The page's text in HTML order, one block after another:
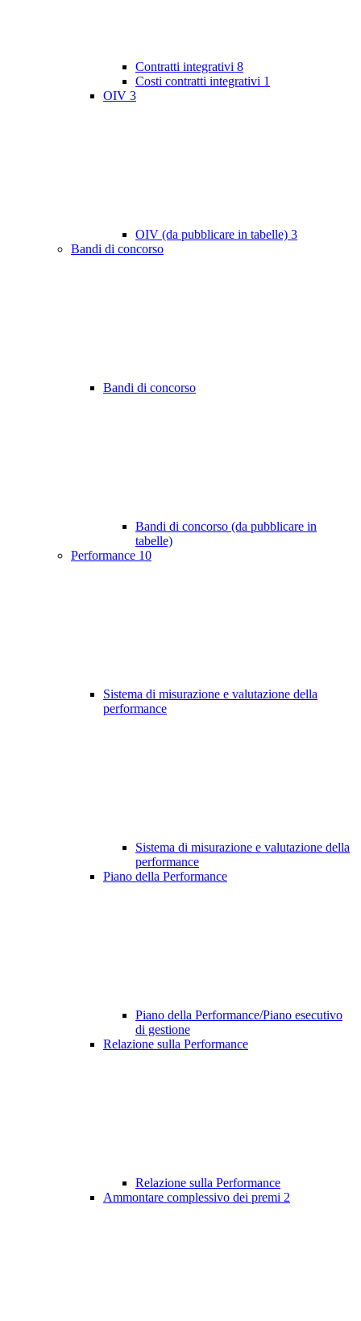
Contratti integrativi 8
Costi contratti integrativi 1
OIV 3
OIV (da pubblicare in tabelle) 3
Bandi di concorso
Bandi di concorso
Bandi di concorso (da pubblicare in
tabelle)
Performance 10
Sistema di misurazione e valutazione della
performance
Sistema di misurazione e valutazione della
performance
Piano della Performance
Piano della Performance/Piano esecutivo
di gestione
Relazione sulla Performance
Relazione sulla Performance
Ammontare complessivo dei premi 2